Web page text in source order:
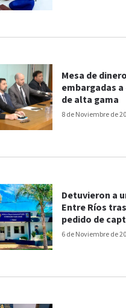
8 de Noviembre de
Mesa de
embargadas a cambio de auto
de alta gama
6 de Noviembre de
Detuvieron a
Entre Ríos
pedido de